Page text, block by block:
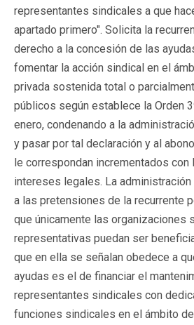
representantes sindicales a que
apartado primero". Solicita la
derecho a la concesión de las
fomentar la acción sindical en el
privada sostenida total o
públicos según establece la Orden
enero, condenando a la
y pasar por tal declaración y al
le correspondan incrementados
intereses legales. La
a las pretensiones de la recurrente
que únicamente las organizaciones
representativas puedan ser
que en ella se señalan obedece a
ayudas es el de financiar el
representantes sindicales con
funciones sindicales en el ámbito